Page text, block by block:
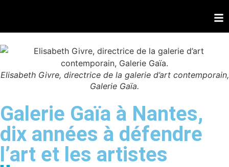
Elisabeth Givre, directrice de la galerie d’art contemporain,
Galerie Gaïa.
Galerie Gaïa à Nantes,
dix années à défendre
l’art et les artistes